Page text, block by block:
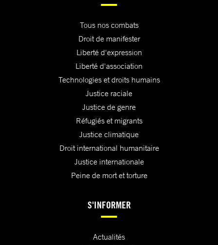
Tous nos combats
Droit de manifester
Liberté d'expression
Liberté d'association
Technologies et droits humains
Justice raciale
Justice de genre
Réfugiés et migrants
Justice climatique
Droit international humanitaire
Justice internationale
Peine de mort et torture
S'INFORMER
Actualités